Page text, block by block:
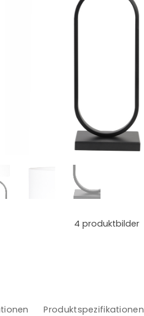
4 produktbilder
Produktspezifikationen